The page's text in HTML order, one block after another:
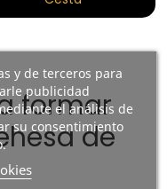
y de terceros para
publicidad
el análisis de
su consentimiento
formar
de